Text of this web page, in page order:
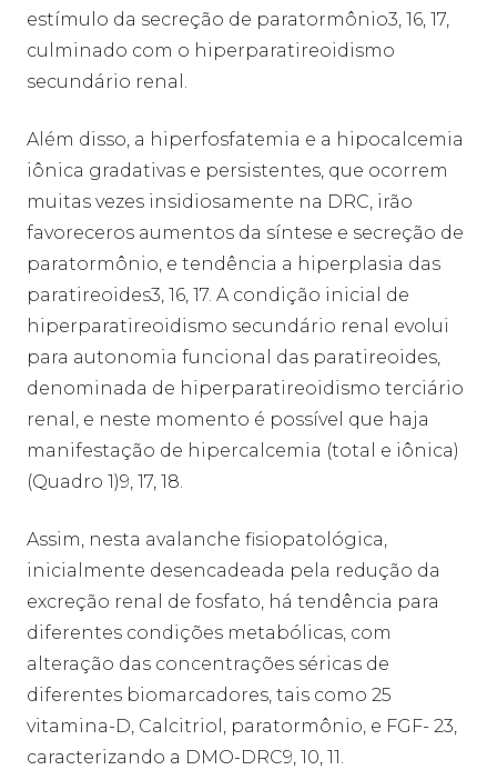
estímulo da secreção de paratormônio3, 16, 17,
culminado com o hiperparatireoidismo
secundário renal.
Além disso, a hiperfosfatemia e a hipocalcemia
iônica gradativas e persistentes, que ocorrem
muitas vezes insidiosamente na DRC, irão
favoreceros aumentos da síntese e secreção de
paratormônio, e tendência a hiperplasia das
paratireoides3, 16, 17. A condição inicial de
hiperparatireoidismo secundário renal evolui
para autonomia funcional das paratireoides,
denominada de hiperparatireoidismo terciário
renal, e neste momento é possível que haja
manifestação de hipercalcemia (total e iônica)
(Quadro 1)9, 17, 18.
Assim, nesta avalanche fisiopatológica,
inicialmente desencadeada pela redução da
excreção renal de fosfato, há tendência para
diferentes condições metabólicas, com
alteração das concentrações séricas de
diferentes biomarcadores, tais como 25
vitamina-D, Calcitriol, paratormônio, e FGF- 23,
caracterizando a DMO-DRC9, 10, 11.